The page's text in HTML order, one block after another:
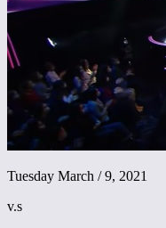
Tuesday March / 9, 2021
v.s